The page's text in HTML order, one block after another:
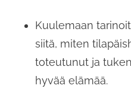
Kuulemaan
siitä, miten
toteutunut ja
hyvää elämää.